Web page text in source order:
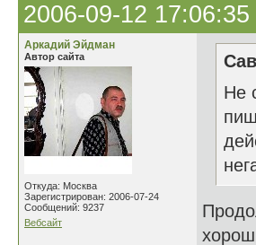
2006-09-12 17:06:35
Аркадий Эйдман
Автор сайта
Откуда: Москва
Зарегистрирован: 2006-07-24
Сообщений: 9237
Вебсайт
Не